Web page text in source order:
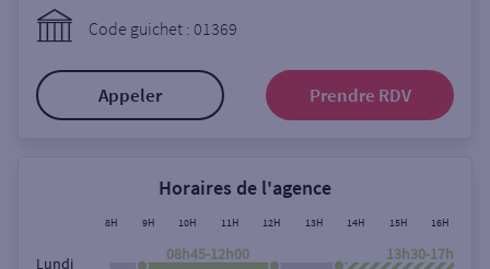
ou
Ville / Code postal
Code guichet : 01369
Appeler Prendre RDV
Horaires de l'agence
8H 9H 10H 11H 12H 13H 14H 15H 16H
Lundi
08h45-12h00 13h30-17h50